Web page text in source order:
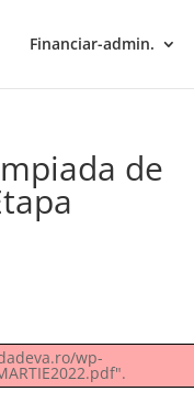
Financiar-admin.
de
wp-